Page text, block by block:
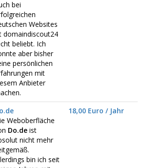
bei
Websites
domaindiscout24
beliebt. Ich
aber bisher
persönlichen
mit
Anbieter
Weboberfläche
Do.de ist
nicht mehr
bin ich seit
18,00 Euro / Jahr